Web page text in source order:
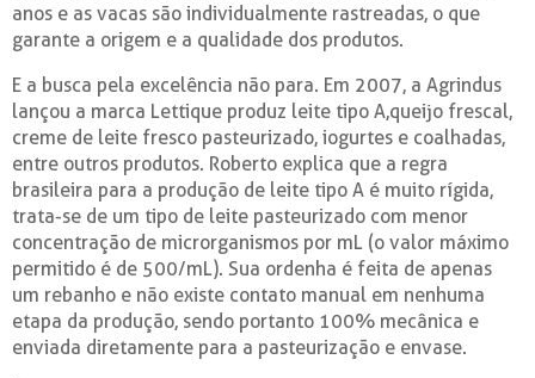
anos e as vacas são individualmente rastreadas, o que
garante a origem e a qualidade dos produtos.
E a busca pela excelência não para. Em 2007, a Agrindus
lançou a marca Lettique produz leite tipo A,queijo frescal,
creme de leite fresco pasteurizado, iogurtes e coalhadas,
entre outros produtos. Roberto explica que a regra
brasileira para a produção de leite tipo A é muito rígida,
trata-se de um tipo de leite pasteurizado com menor
concentração de microrganismos por mL (o valor máximo
permitido é de 500/mL). Sua ordenha é feita de apenas
um rebanho e não existe contato manual em nenhuma
etapa da produção, sendo portanto 100% mecânica e
enviada diretamente para a pasteurização e envase.